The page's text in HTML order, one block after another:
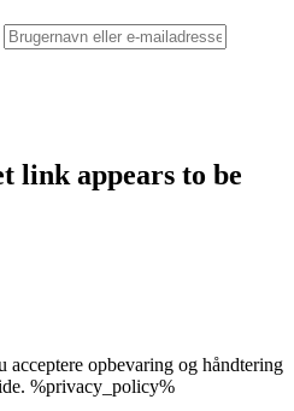
link appears to be
acceptere opbevaring og håndtering
%privacy_policy%